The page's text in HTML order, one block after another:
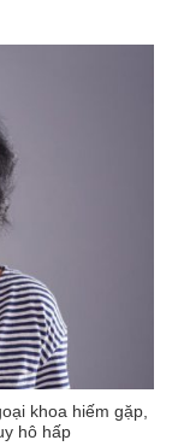
khoa hiếm gặp,
hô hấp